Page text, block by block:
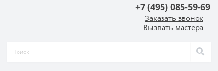
+7 (495) 085-59-69
Заказать звонок
Вызвать мастера